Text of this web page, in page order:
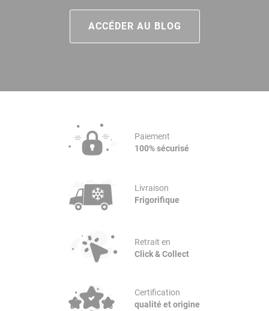
ACCÉDER AU BLOG
Paiement
100% sécurisé
Livraison
Frigorifique
Retrait en
Click & Collect
Certification
qualité et origine